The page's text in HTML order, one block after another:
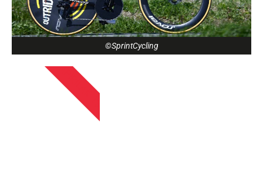
©SprintCycling
APIRILAK 13